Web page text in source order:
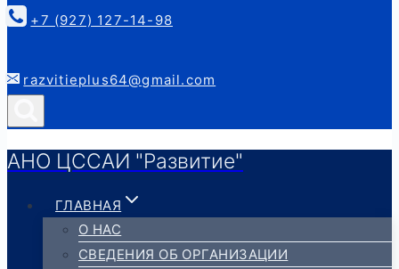
к
содержимому
+7 (927) 127-14-98
razvitieplus64@gmail.com
АНО ЦССАИ "Развитие"
ГЛАВНАЯ
О НАС
СВЕДЕНИЯ ОБ ОРГАНИЗАЦИИ